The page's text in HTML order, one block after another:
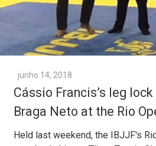
junho 14, 2018
Cássio Francis’s leg
Braga Neto at the Rio
Held last weekend, the IBJJF's